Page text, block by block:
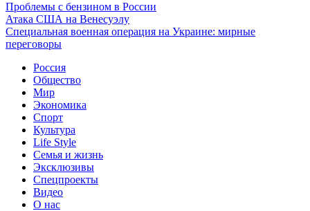
Проблемы с бензином в России
Атака США на Венесуэлу
Специальная военная операция на Украине: мирные
переговоры
Россия
Общество
Мир
Экономика
Спорт
Культура
Life Style
Семья и жизнь
Эксклюзивы
Спецпроекты
Видео
О нас